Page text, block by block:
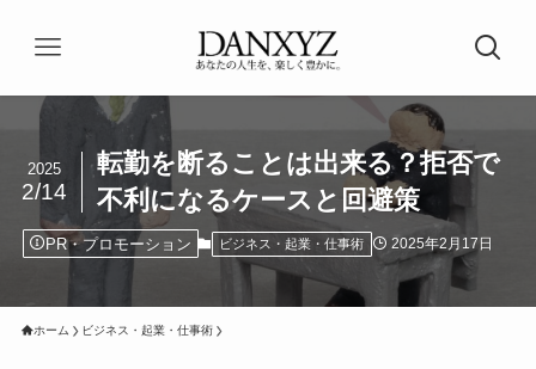
転勤を断ることは出来る？拒否で
不利になるケースと回避策
2025
2/14
PR・プロモーション ビジネス・起業・仕事術 2025年2月17日
ホーム ビジネス・起業・仕事術